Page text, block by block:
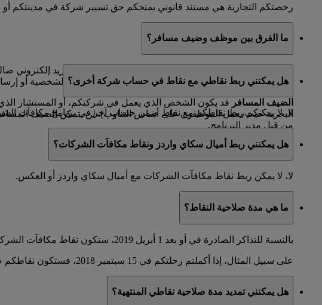
رخصتكم التجارية هي مستند قانوني يمنحكم حق تسيير شركة في مدينتكم أو
ما الفرق بين موظف وضيف مسافر؟
هو الشخص الذي يعمل في شركتكم، ولديه عنوان بريد إلكتروني
الخاصة بهم واختيار طريقة الدفع باستخدام بطاقات الائتمان الشخصية أو
الضيف المسافر قد يكون الشخص الذي يعمل في شركتكم، أو المستشار
البحرية حيث يعمل الموظفون على أساس التناوب). لن يتمكن الضيف
من قبل مدير البرنامج.
هل يمكنني ربط نقاطي مع نقاط في حساب شركة أخرى؟
لا، لا يمكنكم ربط نقاطكم مع نقاط ضمن حساب آخر في برنامج مكافآت
هل يمكنني ربط أميال سكاي واردز ونقاط مكافآت الشركات؟
لا، لا يمكن ربط نقاط مكافآت الشركات مع أميال سكاي واردز أو العكس.
ما هي مدة صلاحية النقاط؟
بالنسبة للتذاكر الصادرة في أو بعد 1 أبريل 2019، ستكون نقاط مكافآت الشركات صالحة لعامين. ستنتهي صلاحيتها في اليوم الأخير من الشهر الذي تم فيه إكمال الرحلة.
على سبيل المثال، إذا أكملتم رحلتكم في 15 سبتمبر 2018، فستكون نقاطكم صالحة حتى 30 أيلول 2020.
هل يمكنني تمديد مدة صلاحية نقاطي المنتهية؟